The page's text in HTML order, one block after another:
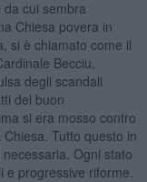
cui sembra
Chiesa povera in
si è chiamato come il
Becciu,
degli scandali
del buon
si era mosso contro
Tutto questo in
Ogni stato
progressive riforme.